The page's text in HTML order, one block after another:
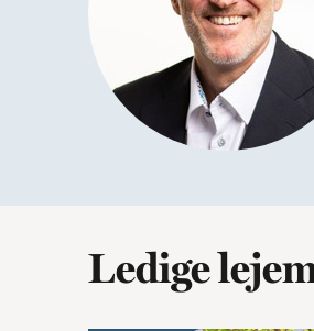
Ledige